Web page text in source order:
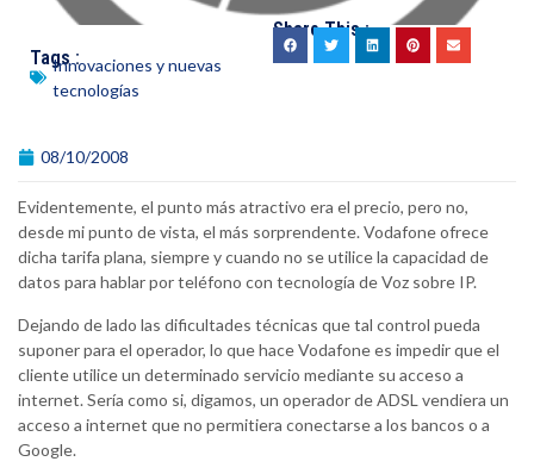
Tags :Innovaciones y nuevas
tecnologías
Share This :
08/10/2008
Evidentemente, el punto más atractivo era el precio, pero no,
desde mi punto de vista, el más sorprendente. Vodafone ofrece
dicha tarifa plana, siempre y cuando no se utilice la capacidad de
datos para hablar por teléfono con tecnología de Voz sobre IP.
Dejando de lado las dificultades técnicas que tal control pueda
suponer para el operador, lo que hace Vodafone es impedir que el
cliente utilice un determinado servicio mediante su acceso a
internet. Sería como si, digamos, un operador de ADSL vendiera un
acceso a internet que no permitiera conectarse a los bancos o a
Google.